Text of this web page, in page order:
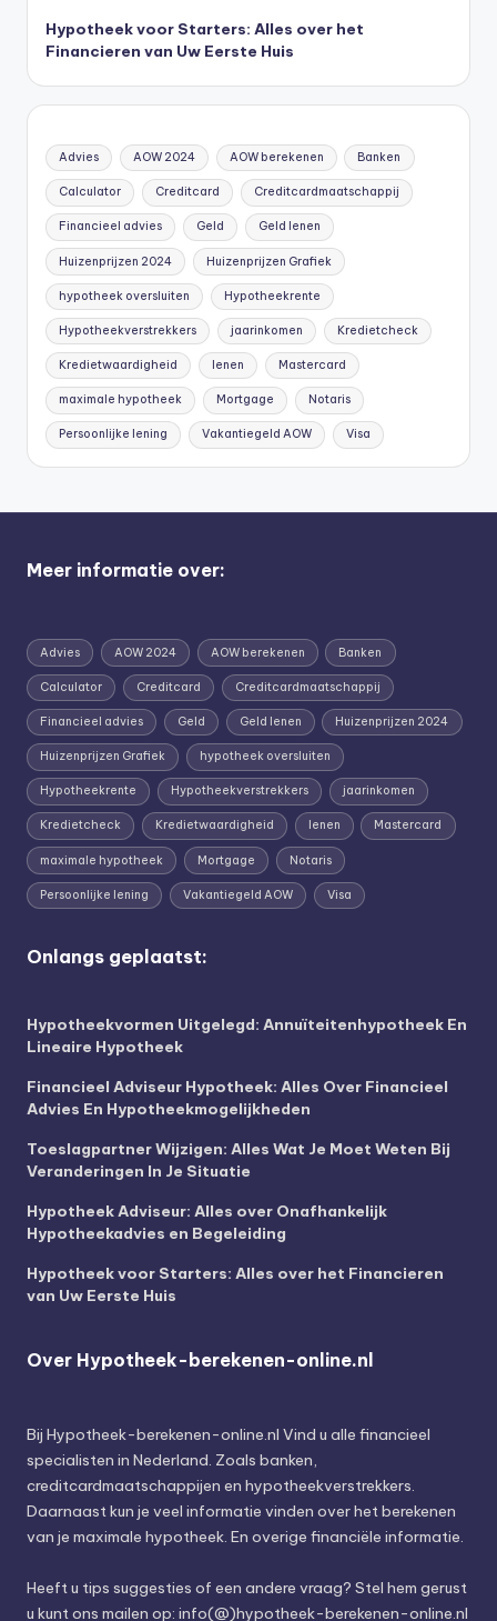
Hypotheek voor Starters: Alles over het
Financieren van Uw Eerste Huis
Advies AOW 2024 AOW berekenen Banken
Calculator Creditcard Creditcardmaatschappij
Financieel advies Geld Geld lenen
Huizenprijzen 2024 Huizenprijzen Grafiek
hypotheek oversluiten Hypotheekrente
Hypotheekverstrekkers jaarinkomen Kredietcheck
Kredietwaardigheid lenen Mastercard
maximale hypotheek Mortgage Notaris
Persoonlijke lening Vakantiegeld AOW Visa
Meer informatie over:
Advies AOW 2024 AOW berekenen Banken
Calculator Creditcard Creditcardmaatschappij
Financieel advies Geld Geld lenen Huizenprijzen 2024
Huizenprijzen Grafiek hypotheek oversluiten
Hypotheekrente Hypotheekverstrekkers jaarinkomen
Kredietcheck Kredietwaardigheid lenen Mastercard
maximale hypotheek Mortgage Notaris
Persoonlijke lening Vakantiegeld AOW Visa
Onlangs geplaatst:
Hypotheekvormen Uitgelegd: Annuïteitenhypotheek En
Lineaire Hypotheek
Financieel Adviseur Hypotheek: Alles Over Financieel
Advies En Hypotheekmogelijkheden
Toeslagpartner Wijzigen: Alles Wat Je Moet Weten Bij
Veranderingen In Je Situatie
Hypotheek Adviseur: Alles over Onafhankelijk
Hypotheekadvies en Begeleiding
Hypotheek voor Starters: Alles over het Financieren
van Uw Eerste Huis
Over Hypotheek-berekenen-online.nl
Bij Hypotheek-berekenen-online.nl Vind u alle financieel
specialisten in Nederland. Zoals banken,
creditcardmaatschappijen en hypotheekverstrekkers.
Daarnaast kun je veel informatie vinden over het berekenen
van je maximale hypotheek. En overige financiële informatie.
Heeft u tips suggesties of een andere vraag? Stel hem gerust
u kunt ons mailen op: info(@)hypotheek-berekenen-online.nl